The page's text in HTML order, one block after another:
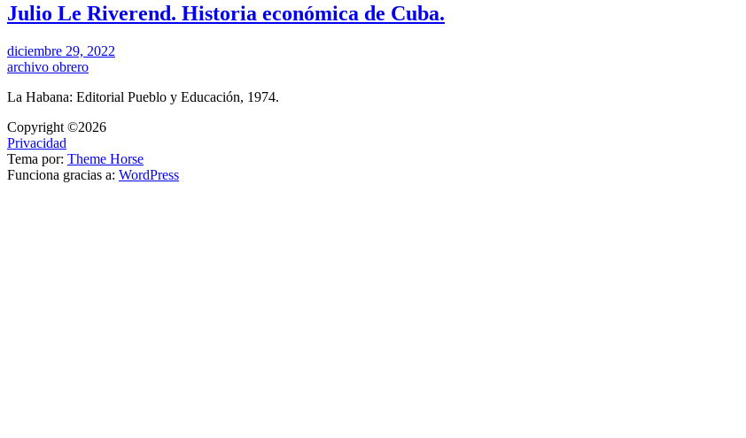
Julio Le Riverend. Historia económica de Cuba.
diciembre 29, 2022
archivo obrero
La Habana: Editorial Pueblo y Educación, 1974.
Copyright ©2026
Privacidad
Tema por: Theme Horse
Funciona gracias a: WordPress